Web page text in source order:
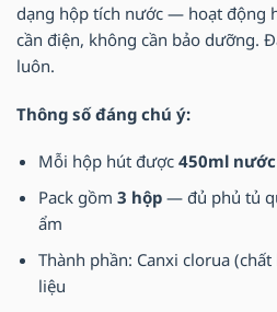
dạng hộp tích nước — hoạt động
cần điện, không cần bảo dưỡng.
luôn.
Thông số đáng chú ý:
Mỗi hộp hút được 450ml nước
Pack gồm 3 hộp— đủ phủ tủ
ẩm
Thành phần: Canxi clorua
liệu